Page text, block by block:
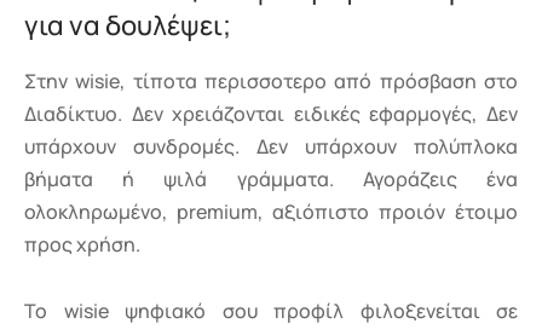
για να δουλέψει;
Στην wisie, τίποτα περισσοτερο από πρόσβαση στο
Διαδίκτυο. Δεν χρειάζονται ειδικές εφαρμογές, Δεν
υπάρχουν συνδρομές. Δεν υπάρχουν πολύπλοκα
βήματα ή ψιλά γράμματα. Αγοράζεις ένα
ολοκληρωμένο, premium, αξιόπιστο προιόν έτοιμο
προς χρήση.
Το wisie ψηφιακό σου προφίλ φιλοξενείται σε